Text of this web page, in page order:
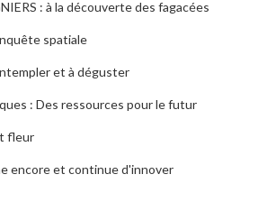
: à la découverte des fagacées
spatiale
et à déguster
: Des ressources pour le futur
fleur
encore et continue d'innover